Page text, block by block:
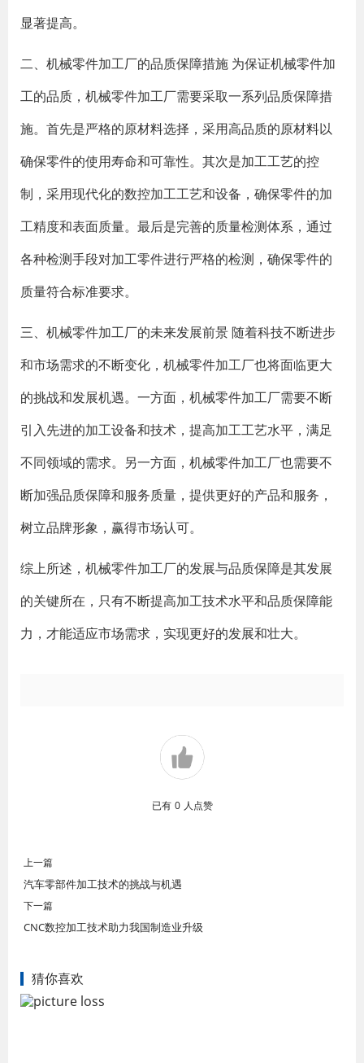
显著提高。
二、机械零件加工厂的品质保障措施 为保证机械零件加
工的品质，机械零件加工厂需要采取一系列品质保障措
施。首先是严格的原材料选择，采用高品质的原材料以
确保零件的使用寿命和可靠性。其次是加工工艺的控
制，采用现代化的数控加工工艺和设备，确保零件的加
工精度和表面质量。最后是完善的质量检测体系，通过
各种检测手段对加工零件进行严格的检测，确保零件的
质量符合标准要求。
三、机械零件加工厂的未来发展前景 随着科技不断进步
和市场需求的不断变化，机械零件加工厂也将面临更大
的挑战和发展机遇。一方面，机械零件加工厂需要不断
引入先进的加工设备和技术，提高加工工艺水平，满足
不同领域的需求。另一方面，机械零件加工厂也需要不
断加强品质保障和服务质量，提供更好的产品和服务，
树立品牌形象，赢得市场认可。
综上所述，机械零件加工厂的发展与品质保障是其发展
的关键所在，只有不断提高加工技术水平和品质保障能
力，才能适应市场需求，实现更好的发展和壮大。
已有 0 人点赞
上一篇
汽车零部件加工技术的挑战与机遇
下一篇
CNC数控加工技术助力我国制造业升级
猜你喜欢